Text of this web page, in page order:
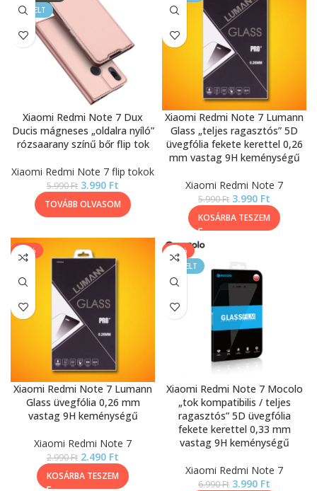
KIEMELT
Xiaomi Redmi Note 7 Dux
Ducis mágneses „oldalra nyíló”
rózsaarany színű bőr flip tok
Xiaomi Redmi Note 7 flip tokok
5.990Ft 3.990 Ft
TOVÁBB OLVASOM
Xiaomi Redmi Note 7 Lumann
Glass „teljes ragasztós” 5D
üvegfólia fekete kerettel 0,26
mm vastag 9H keménységű
Xiaomi Redmi Note 7
5.990Ft 3.990 Ft
KOSÁRBA TESZEM
-17%
Xiaomi Redmi Note 7 Lumann
Glass üvegfólia 0,26 mm
vastag 9H keménységű
Xiaomi Redmi Note 7
2.990Ft 2.490 Ft
KOSÁRBA TESZEM
-43%
KIEMELT
Xiaomi Redmi Note 7 Mocolo
„tok kompatibilis / teljes
ragasztós” 5D üvegfólia
fekete kerettel 0,33 mm
vastag 9H keménységű
Xiaomi Redmi Note 7
6.990Ft 3.990 Ft